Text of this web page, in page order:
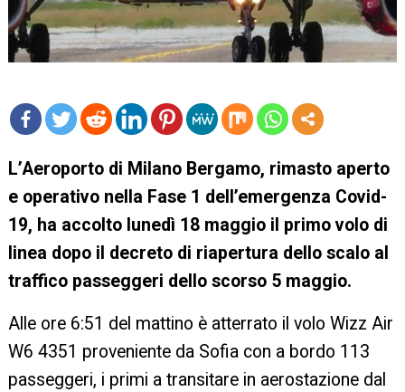
re
L’Aeroporto di Milano Bergamo, rimasto aperto
e operativo nella Fase 1 dell’emergenza Covid-
19, ha accolto lunedì 18 maggio il primo volo di
linea dopo il decreto di riapertura dello scalo al
traffico passeggeri dello scorso 5 maggio.
Alle ore 6:51 del mattino è atterrato il volo Wizz Air
W6 4351 proveniente da Sofia con a bordo 113
passeggeri, i primi a transitare in aerostazione dal